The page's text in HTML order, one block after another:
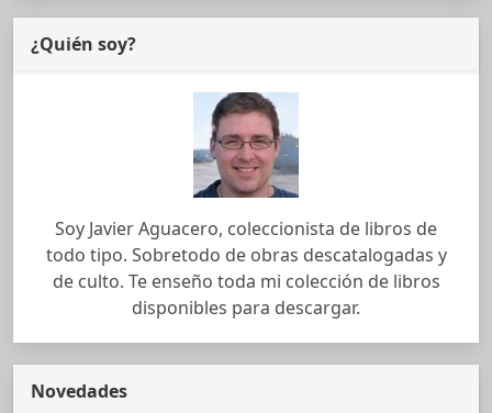
¿Quién soy?
Soy Javier Aguacero, coleccionista de libros de
todo tipo. Sobretodo de obras descatalogadas y
de culto. Te enseño toda mi colección de libros
disponibles para descargar.
Novedades